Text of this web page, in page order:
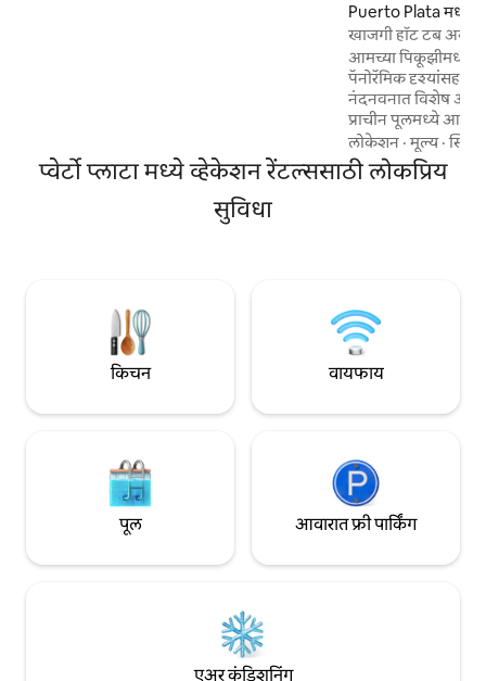
Puerto Plata मधील
खाजगी हॉट टब
आमच्या पिकूझीमधील
पॅनोरॅमिक दृश्यांसह
नंदनवनात विशेष
प्राचीन पूलमध्ये
एक छुपे रत्न आणि
डोराडा बीच 5
तुम्हाला तीन प्रशस्त
लोकेशन ·मूल्य·स्थिती
प्वेर्टो प्लाटा मध्ये व्हेकेशन रेंटल्ससाठी लोकप्रिय
सुविधा
किचन वायफाय
पूल आवारात फ्री पार्किंग
एअर कंडिशनिंग